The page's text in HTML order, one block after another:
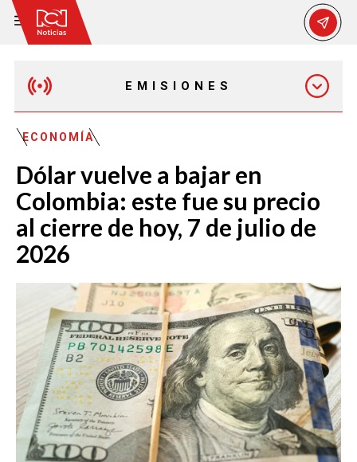
EMISIONES
EMISIÓN 7:00 PM
ECONOMÍA
Dólar vuelve a bajar en
Colombia: este fue su precio
al cierre de hoy, 7 de julio de
2026